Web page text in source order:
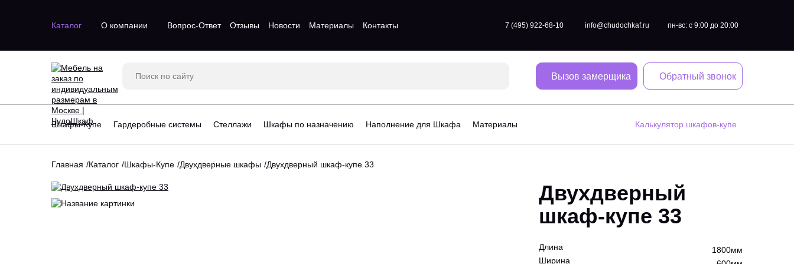
Каталог
Двухдверные шкафы
Трехдверные шкафы
Шкафы с зеркалом
С зеркалом шкафы
Трехстворчатые шкафы
Стенки для гостинной
Стеллажи для детской
Угловые стеллажи
О компании Вопрос-Ответ Отзывы Новости Материалы Контакты 7 (495) 922-68-10 info@chudochkaf.ru пн-вс: с 9:00 до 20:00
Вызов замерщика Обратный звонок
Шкафы-Купе Гардеробные системы Стеллажи Шкафы по назначению Наполнение для Шкафа Материалы Калькулятор шкафов-купе
Главная Каталог Шкафы-Купе Двухдверные шкафы Двухдверный шкаф-купе 33
Двухдверный
шкаф-купе 33
Длина
1800мм
Ширина